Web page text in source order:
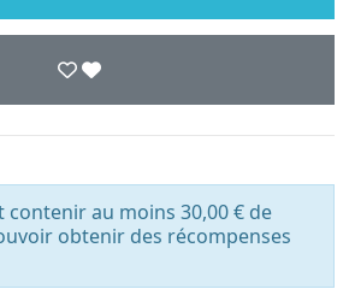
au moins 30,00 € de
obtenir des récompenses